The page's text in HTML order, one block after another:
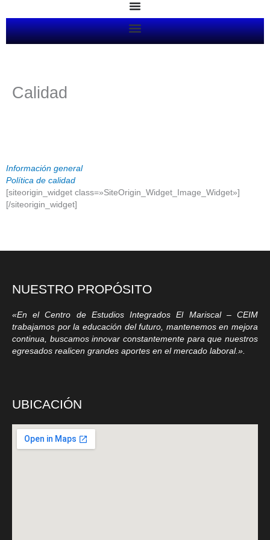
contenido
Calidad
Información general
Política de calidad
[siteorigin_widget class=»SiteOrigin_Widget_Image_Widget»]
[/siteorigin_widget]
NUESTRO PROPÓSITO
«En el Centro de Estudios Integrados El Mariscal – CEIM
trabajamos por la educación del futuro, mantenemos en mejora
continua, buscamos innovar constantemente para que nuestros
egresados realicen grandes aportes en el mercado laboral.».
UBICACIÓN